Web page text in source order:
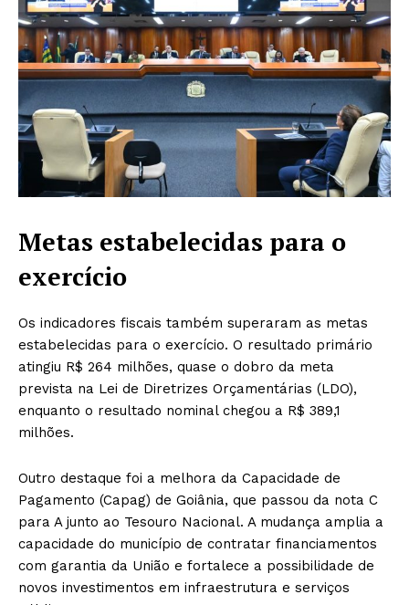
Metas estabelecidas para o
exercício
Os indicadores fiscais também superaram as metas
estabelecidas para o exercício. O resultado primário
atingiu R$ 264 milhões, quase o dobro da meta
prevista na Lei de Diretrizes Orçamentárias (LDO),
enquanto o resultado nominal chegou a R$ 389,1
milhões.
Outro destaque foi a melhora da Capacidade de
Pagamento (Capag) de Goiânia, que passou da nota C
para A junto ao Tesouro Nacional. A mudança amplia a
capacidade do município de contratar financiamentos
com garantia da União e fortalece a possibilidade de
novos investimentos em infraestrutura e serviços